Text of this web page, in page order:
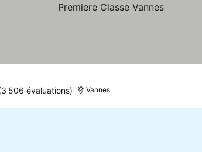
506 évaluations) Vannes